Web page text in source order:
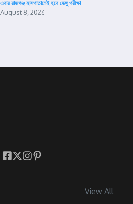
এবার রাজগঞ্জ হাসপাতালেই হবে ডেঙ্গু পরীক্ষা
August 8, 2026
View All